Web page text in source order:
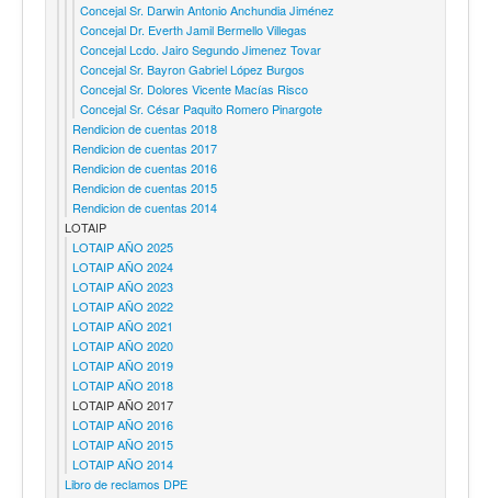
Concejal Sr. Darwin Antonio Anchundia Jiménez
Concejal Dr. Everth Jamil Bermello Villegas
Concejal Lcdo. Jairo Segundo Jimenez Tovar
Concejal Sr. Bayron Gabriel López Burgos
Concejal Sr. Dolores Vicente Macías Risco
Concejal Sr. César Paquito Romero Pinargote
Rendicion de cuentas 2018
Rendicion de cuentas 2017
Rendicion de cuentas 2016
Rendicion de cuentas 2015
Rendicion de cuentas 2014
LOTAIP
LOTAIP AÑO 2025
LOTAIP AÑO 2024
LOTAIP AÑO 2023
LOTAIP AÑO 2022
LOTAIP AÑO 2021
LOTAIP AÑO 2020
LOTAIP AÑO 2019
LOTAIP AÑO 2018
LOTAIP AÑO 2017
LOTAIP AÑO 2016
LOTAIP AÑO 2015
LOTAIP AÑO 2014
Libro de reclamos DPE